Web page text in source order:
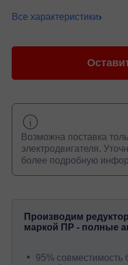
Все характеристики
Возможна поставка
электродвигателя.
более подробную
Производим
маркой ПР - полные
95% совместимость